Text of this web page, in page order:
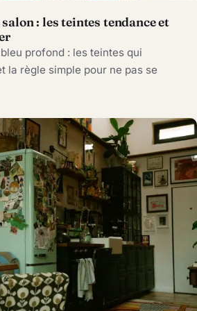
: les teintes tendance et
profond : les teintes qui
la règle simple pour ne pas se